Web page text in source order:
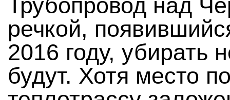
Трубопровод над
речкой,
2016 году, убирать
будут. Хотя место